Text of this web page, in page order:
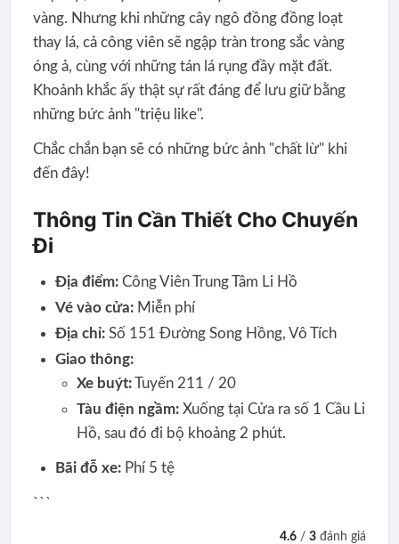
vàng. Nhưng khi những cây ngô đồng đồng loạt
thay lá, cả công viên sẽ ngập tràn trong sắc vàng
óng ả, cùng với những tán lá rụng đầy mặt đất.
Khoảnh khắc ấy thật sự rất đáng để lưu giữ bằng
những bức ảnh "triệu like".
Chắc chắn bạn sẽ có những bức ảnh "chất lừ" khi
đến đây!
Thông Tin Cần Thiết Cho Chuyến
Đi
Địa điểm:Công Viên Trung Tâm Li Hồ
Vé vào cửa:Miễn phí
Địa chỉ:Số 151 Đường Song Hồng, Vô Tích
Giao thông:
Xe buýt:Tuyến 211 / 20
Tàu điện ngầm: Xuống tại Cửa ra số 1 Cầu Li
Hồ, sau đó đi bộ khoảng 2 phút.
Bãi đỗ xe:Phí 5 tệ
```
4.6 /3 đánh giá